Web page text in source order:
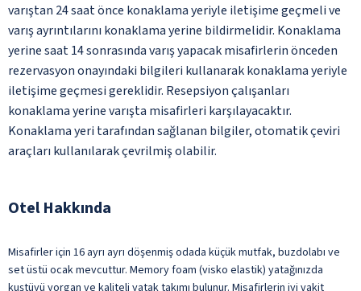
varıştan 24 saat önce konaklama yeriyle iletişime geçmeli ve
varış ayrıntılarını konaklama yerine bildirmelidir. Konaklama
yerine saat 14 sonrasında varış yapacak misafirlerin önceden
rezervasyon onayındaki bilgileri kullanarak konaklama yeriyle
iletişime geçmesi gereklidir. Resepsiyon çalışanları
konaklama yerine varışta misafirleri karşılayacaktır.
Konaklama yeri tarafından sağlanan bilgiler, otomatik çeviri
araçları kullanılarak çevrilmiş olabilir.
Otel Hakkında
Misafirler için 16 ayrı ayrı döşenmiş odada küçük mutfak, buzdolabı ve
set üstü ocak mevcuttur. Memory foam (visko elastik) yatağınızda
kuştüyü yorgan ve kaliteli yatak takımı bulunur. Misafirlerin iyi vakit